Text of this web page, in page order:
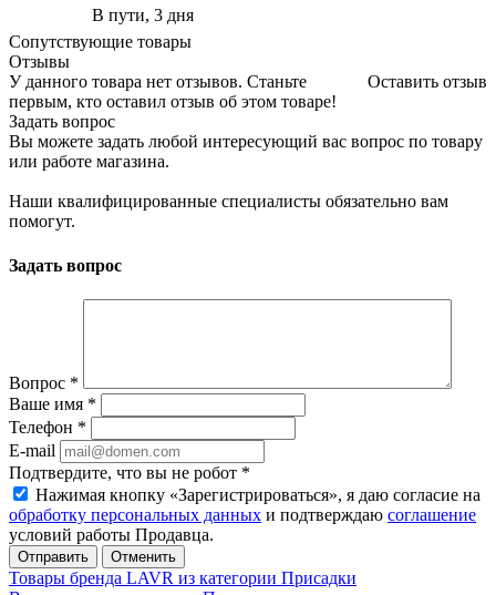
В пути, 3 дня
Сопутствующие товары
Отзывы
Оставить отзыв
У данного товара нет отзывов. Станьте
первым, кто оставил отзыв об этом товаре!
Задать вопрос
Вы можете задать любой интересующий вас вопрос по товару
или работе магазина.
Наши квалифицированные специалисты обязательно вам
помогут.
Задать вопрос
Вопрос *
Ваше имя *
Телефон *
E-mail
Подтвердите, что вы не робот *
Нажимая кнопку «Зарегистрироваться», я даю согласие на
обработку персональных данных и подтверждаю соглашение
условий работы Продавца.
Отменить
Товары бренда LAVR из категории Присадки